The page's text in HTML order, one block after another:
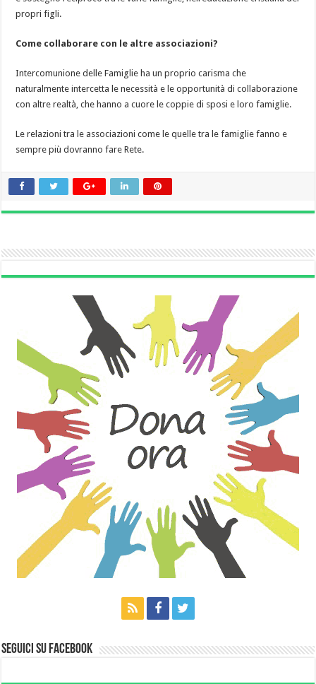
propri figli.
Come collaborare con le altre associazioni?
Intercomunione delle Famiglie ha un proprio carisma che
naturalmente intercetta le necessità e le opportunità di collaborazione
con altre realtà, che hanno a cuore le coppie di sposi e loro famiglie.
Le relazioni tra le associazioni come le quelle tra le famiglie fanno e
sempre più dovranno fare Rete.
Seguici su Facebook